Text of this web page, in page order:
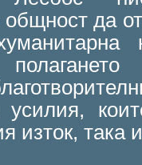
да
усилия,
изток, така